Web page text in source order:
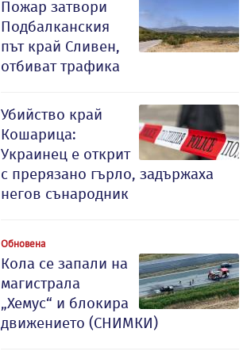
Пожар затвори
Подбалканския
път край Сливен,
отбиват трафика
Убийство край
Кошарица:
Украинец е открит
с прерязано гърло, задържаха
негов сънародник
Обновена
Кола се запали на
магистрала
„Хемус“ и блокира
движението (СНИМКИ)